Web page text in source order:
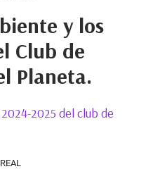
y los
Club de
Planeta.
2025 del club de